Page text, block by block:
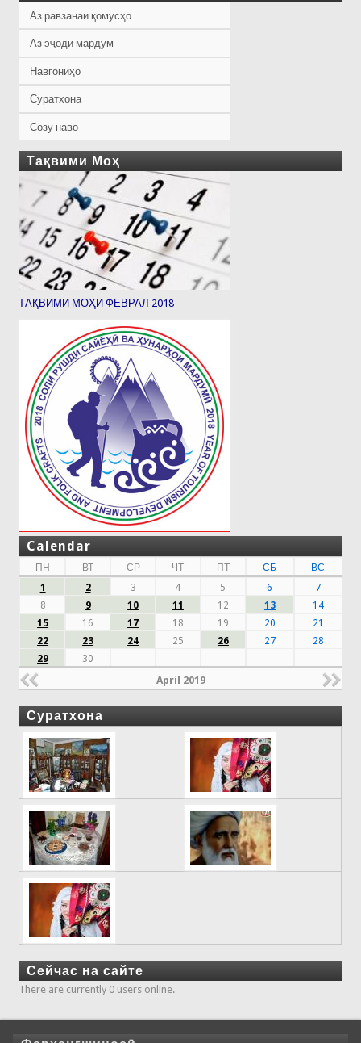
Аз равзанаи қомусҳо
Аз эҷоди мардум
Навгониҳо
Суратхона
Созу наво
Тақвими Моҳ
ТАҚВИМИ МОҲИ ФЕВРАЛ 2018
Calendar
ПН ВТ СР ЧТ ПТ СБ
ВС
1
2 3 4 5 6
7
8
9 10 11 12 13
14
15
16 17 18 19 20
21
22
23 24 25 26 27
28
29
30
April 2019
Суратхона
Сейчас на сайте
There are currently 0 users online.